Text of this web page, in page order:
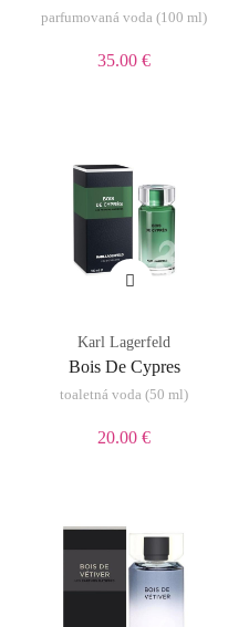
parfumovaná voda (100 ml)
35.00 €
Karl Lagerfeld
Bois De Cypres
toaletná voda (50 ml)
20.00 €